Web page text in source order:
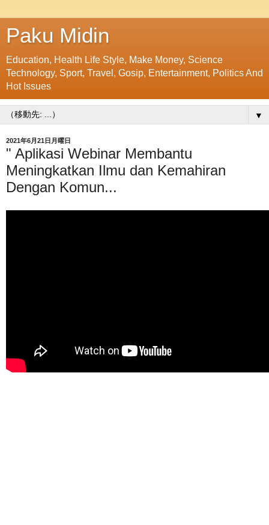
Paku Midin
Education, Health Life Style, Make Money, Science
Technology, Sport, Travel, Gosip, Entertainment, Politics And
Hot Issues
▼
2021年6月21日月曜日
" Aplikasi Webinar Membantu
Meningkatkan Ilmu dan Kemahiran
Dengan Komun...